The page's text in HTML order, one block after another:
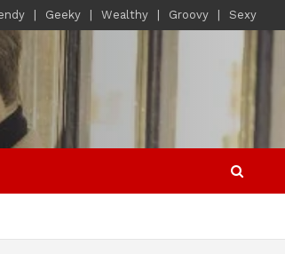
Geeky Wealthy Groovy Sexy